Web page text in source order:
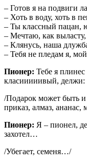
– Готов я на подвиги
– Хоть в воду, хоть в
– Ты классный пацан,
– Мечтаю, как выласту,
– Клянусь, наша
– Тебя не пледам я,
Пионер: Тебе я
класииииивый,
/Подарок может быть
приказ, алмаз, ананас,
Пионер: Я – пионел,
захотел…
/Убегает, семеня…/